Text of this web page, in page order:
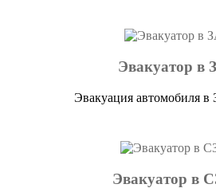
Эвакуатор в
Эвакуация автомобиля
Эвакуатор в